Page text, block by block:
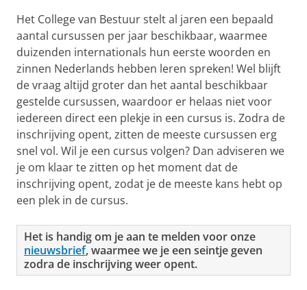
Het College van Bestuur stelt al jaren een bepaald
aantal cursussen per jaar beschikbaar, waarmee
duizenden internationals hun eerste woorden en
zinnen Nederlands hebben leren spreken! Wel blijft
de vraag altijd groter dan het aantal beschikbaar
gestelde cursussen, waardoor er helaas niet voor
iedereen direct een plekje in een cursus is. Zodra de
inschrijving opent, zitten de meeste cursussen erg
snel vol. Wil je een cursus volgen? Dan adviseren we
je om klaar te zitten op het moment dat de
inschrijving opent, zodat je de meeste kans hebt op
een plek in de cursus.
Het is handig om je aan te melden voor onze
nieuwsbrief, waarmee we je een seintje geven
zodra de inschrijving weer opent.